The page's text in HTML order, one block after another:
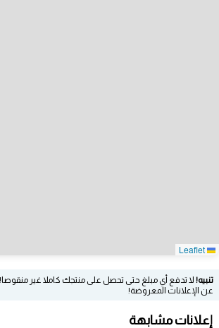
تنبيه! لا تدفع أي مبلغ حتى تحصل على منتجك كاملا غير
عن الإعلانات المعروضة!
إعلانات مشابهة